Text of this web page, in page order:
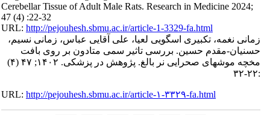
Cerebellar Tissue of Adult Male Rats. Research in Medicine 2024;
47 (4) :22-32
URL:http://pejouhesh.sbmu.ac.ir/article-1-3329-fa.html
زمانی نغمه، تکبیری اسگویی لعیا، علی آقایی عباس، زمانی نسیم،
حسنیان-مقدم حسین. بررسی تاثیر سمی متادون بر روی بافت
مخچه موشهای صحرایی نر بالغ. پژوهش در پزشکی. ۱۴۰۲; ۴۷ (۴)
URL:http://pejouhesh.sbmu.ac.ir/article-۱-۳۳۲۹-fa.html